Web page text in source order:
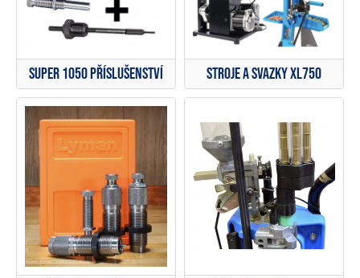
Super 1050 Příslušenství Stroje a svazky XL750